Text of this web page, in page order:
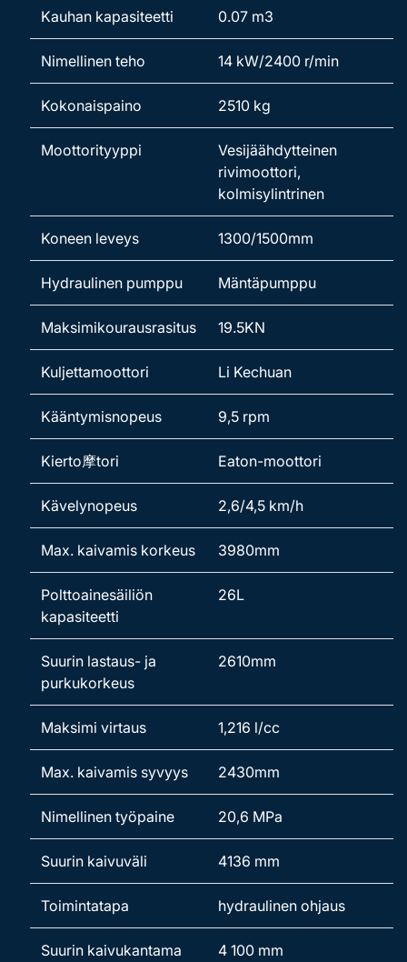
Kauhan kapasiteetti 0.07 m3
Nimellinen teho 14 kW/2400 r/min
Kokonaispaino 2510 kg
Moottorityyppi
Vesijäähdytteinen
rivimoottori,
kolmisylintrinen
Koneen leveys 1300/1500mm
Hydraulinen pumppu Mäntäpumppu
Maksimikourausrasitus 19.5KN
Kuljettamoottori Li Kechuan
Kääntymisnopeus 9,5 rpm
Kierto摩tori Eaton-moottori
Kävelynopeus 2,6/4,5 km/h
Max. kaivamis korkeus 3980mm
Polttoainesäiliön
kapasiteetti
26L
Suurin lastaus- ja
purkukorkeus
2610mm
Maksimi virtaus 1,216 l/cc
Max. kaivamis syvyys 2430mm
Nimellinen työpaine 20,6 MPa
Suurin kaivuväli 4136 mm
Toimintatapa hydraulinen ohjaus
Suurin kaivukantama
4 100 mm